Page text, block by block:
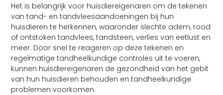
Het is belangrijk voor huisdiereigenaren om de tekenen
van tand- en tandvleesaandoeningen bij hun
huisdieren te herkennen, waaronder slechte adem, rood
of ontstoken tandvlees, tandsteen, verlies van eetlust en
meer. Door snel te reageren op deze tekenen en
regelmatige tandheelkundige controles uit te voeren,
kunnen huisdiereigenaren de gezondheid van het gebit
van hun huisdieren behouden en tandheelkundige
problemen voorkomen.